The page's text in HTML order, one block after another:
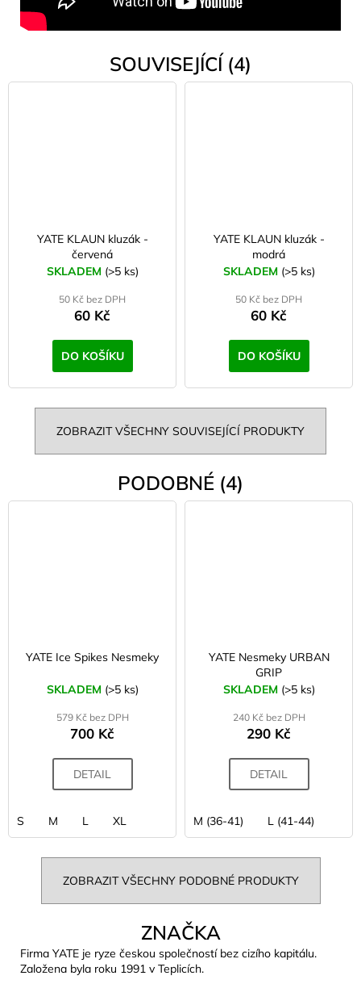
SOUVISEJÍCÍ (4)
YATE KLAUN kluzák -
červená
SKLADEM (>5 ks)
50 Kč bez DPH
60 Kč
DO KOŠÍKU
YATE KLAUN kluzák -
modrá
SKLADEM (>5 ks)
50 Kč bez DPH
60 Kč
DO KOŠÍKU
ZOBRAZIT VŠECHNY SOUVISEJÍCÍ PRODUKTY
PODOBNÉ (4)
YATE Ice Spikes Nesmeky
SKLADEM (>5 ks)
579 Kč bez DPH
700 Kč
DETAIL
S M L XL
YATE Nesmeky URBAN
GRIP
SKLADEM (>5 ks)
240 Kč bez DPH
290 Kč
DETAIL
M (36-41) L (41-44)
ZOBRAZIT VŠECHNY PODOBNÉ PRODUKTY
ZNAČKA
Firma YATE je ryze českou společností bez cizího kapitálu.
Založena byla roku 1991 v Teplicích.